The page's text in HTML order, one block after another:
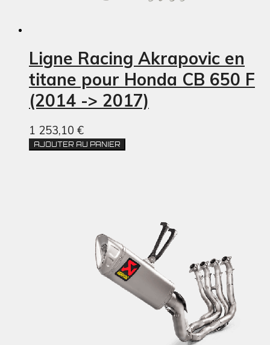
Ligne Racing Akrapovic en
titane pour Honda CB 650 F
(2014 -> 2017)
1 253,10 €
AJOUTER AU PANIER